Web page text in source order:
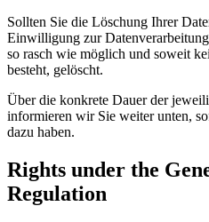
Sollten Sie die Löschung Ihrer
Einwilligung zur
so rasch wie möglich und soweit
besteht, gelöscht.
Über die konkrete Dauer der
informieren wir Sie weiter unten,
dazu haben.
Rights under the
Regulation